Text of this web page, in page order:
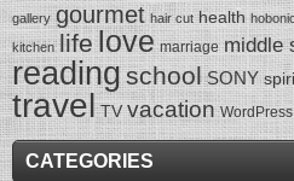
gallery gourmet hair cut health
kitchen life love marriage middle
readingschool SONY
travel TV vacation WordPress
CATEGORIES